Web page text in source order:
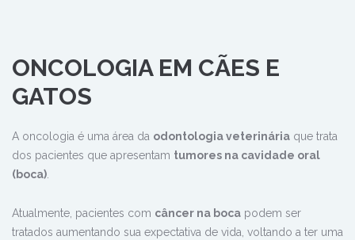
ONCOLOGIA EM CÃES E
GATOS
A oncologia é uma área da odontologia veterinária que trata
dos pacientes que apresentam tumores na cavidade oral
(boca).
Atualmente, pacientes com câncer na boca podem ser
tratados aumentando sua expectativa de vida, voltando a ter uma